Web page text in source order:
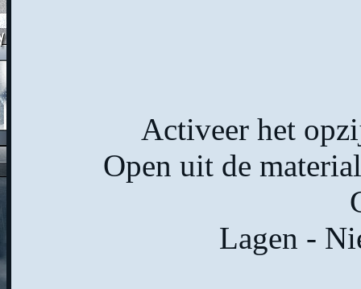
Activeer het
Open uit de
Lagen -